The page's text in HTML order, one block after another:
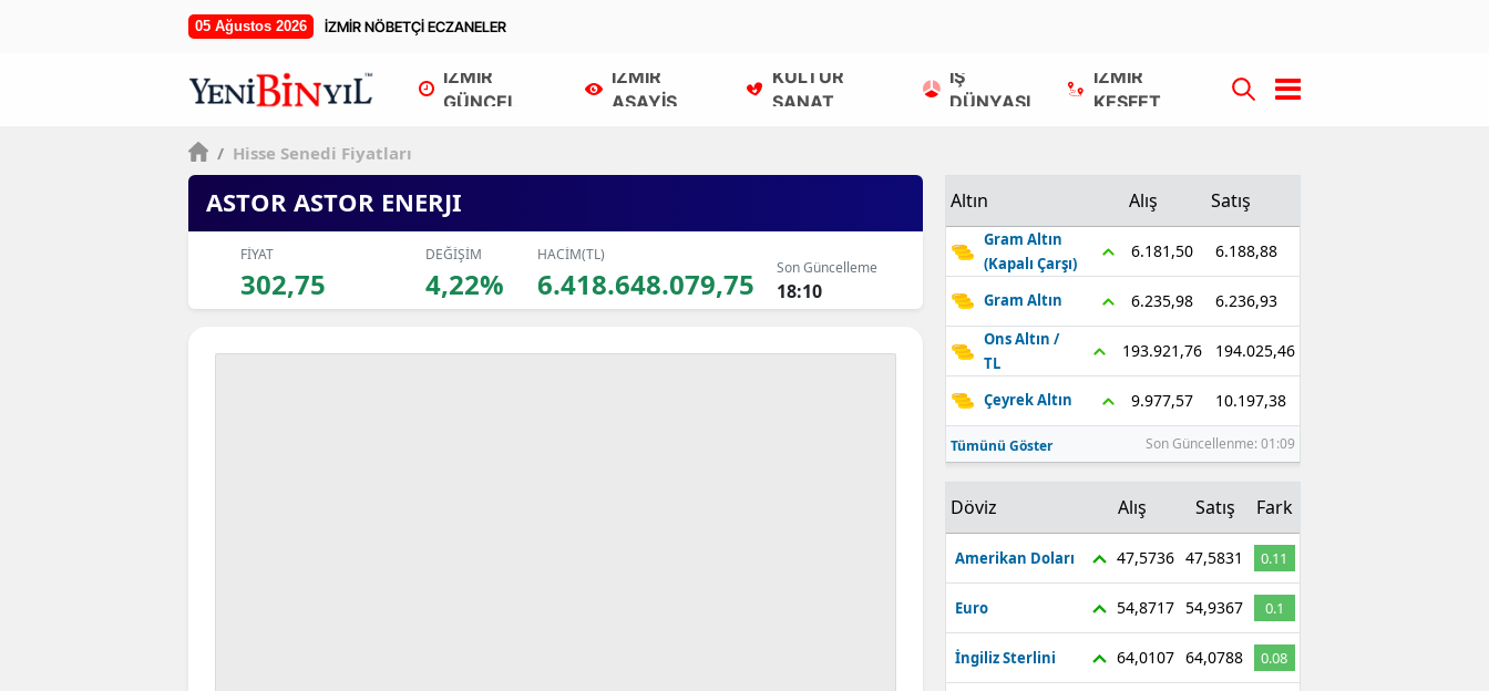
05 Ağustos 2026 İZMİR NÖBETÇİ ECZANELER
İZMİR
GÜNCEL
İZMİR
ASAYİŞ
KÜLTÜR
SANAT
İŞ
DÜNYASI
İZMİR
KEŞFET
/ Hisse Senedi Fiyatları
ASTOR ASTOR ENERJI
FİYAT
302,75
DEĞİŞİM
4,22%
HACİM(TL)
6.418.648.079,75 Son Güncelleme
18:10
Altın Alış Satış
Gram Altın
(Kapalı Çarşı)
6.181,50 6.188,88
Gram Altın 6.235,98 6.236,93
Ons Altın /
TL
193.921,76 194.025,46
Çeyrek Altın 9.977,57 10.197,38
Tümünü Göster Son Güncellenme: 01:09
Döviz Alış Satış Fark
Amerikan Doları 47,5736 47,5831 0.11
Euro 54,8717 54,9367 0.1
İngiliz Sterlini 64,0107 64,0788 0.08